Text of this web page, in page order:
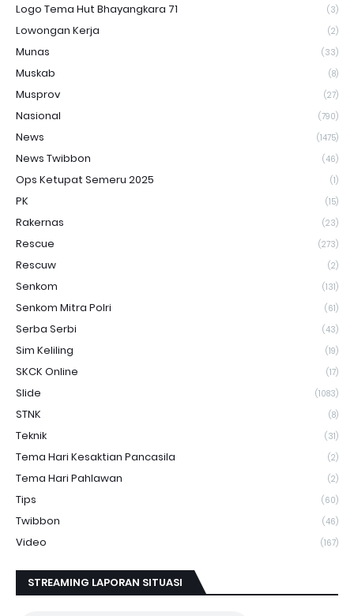
Logo Tema Hut Bhayangkara 71 (3)
Lowongan Kerja (2)
Munas (33)
Muskab (8)
Musprov (27)
Nasional (790)
News (1475)
News Twibbon (46)
Ops Ketupat Semeru 2025 (1)
PK (15)
Rakernas (23)
Rescue (273)
Rescuw (2)
Senkom (131)
Senkom Mitra Polri (61)
Serba Serbi (43)
Sim Keliling (19)
SKCK Online (17)
Slide (1083)
STNK (8)
Teknik (31)
Tema Hari Kesaktian Pancasila (2)
Tema Hari Pahlawan (2)
Tips (60)
Twibbon (46)
Video (167)
STREAMING LAPORAN SITUASI